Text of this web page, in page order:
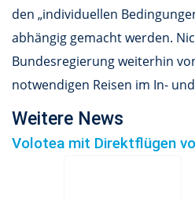
den „individuellen
abhängig gemacht werden.
Bundesregierung weiterhin
notwendigen Reisen im In-
Weitere News
Volotea mit Direktflügen